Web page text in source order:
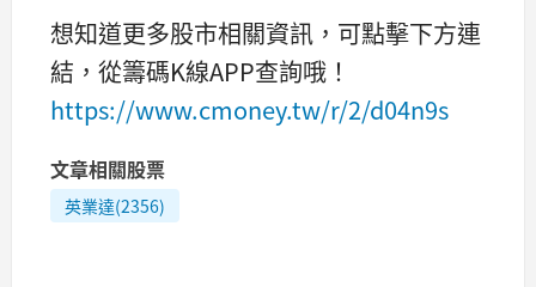
想知道更多股市相關資訊，可點擊下方連
結，從籌碼K線APP查詢哦！
https://www.cmoney.tw/r/2/d04n9s
文章相關股票
英業達(2356)